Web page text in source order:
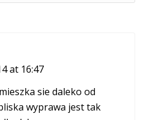
at 16:47
sie daleko od
wyprawa jest tak